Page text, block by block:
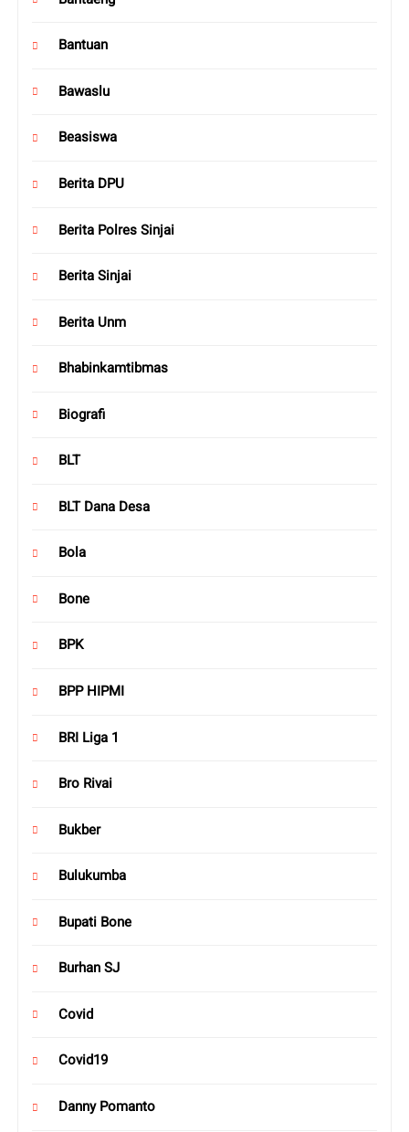
Bantuan
Bawaslu
Beasiswa
Berita DPU
Berita Polres Sinjai
Berita Sinjai
Berita Unm
Bhabinkamtibmas
Biografi
BLT
BLT Dana Desa
Bola
Bone
BPK
BPP HIPMI
BRI Liga 1
Bro Rivai
Bukber
Bulukumba
Bupati Bone
Burhan SJ
Covid
Covid19
Danny Pomanto